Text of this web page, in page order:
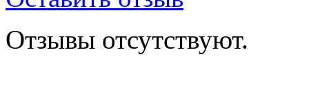
Отзывы отсутствуют.